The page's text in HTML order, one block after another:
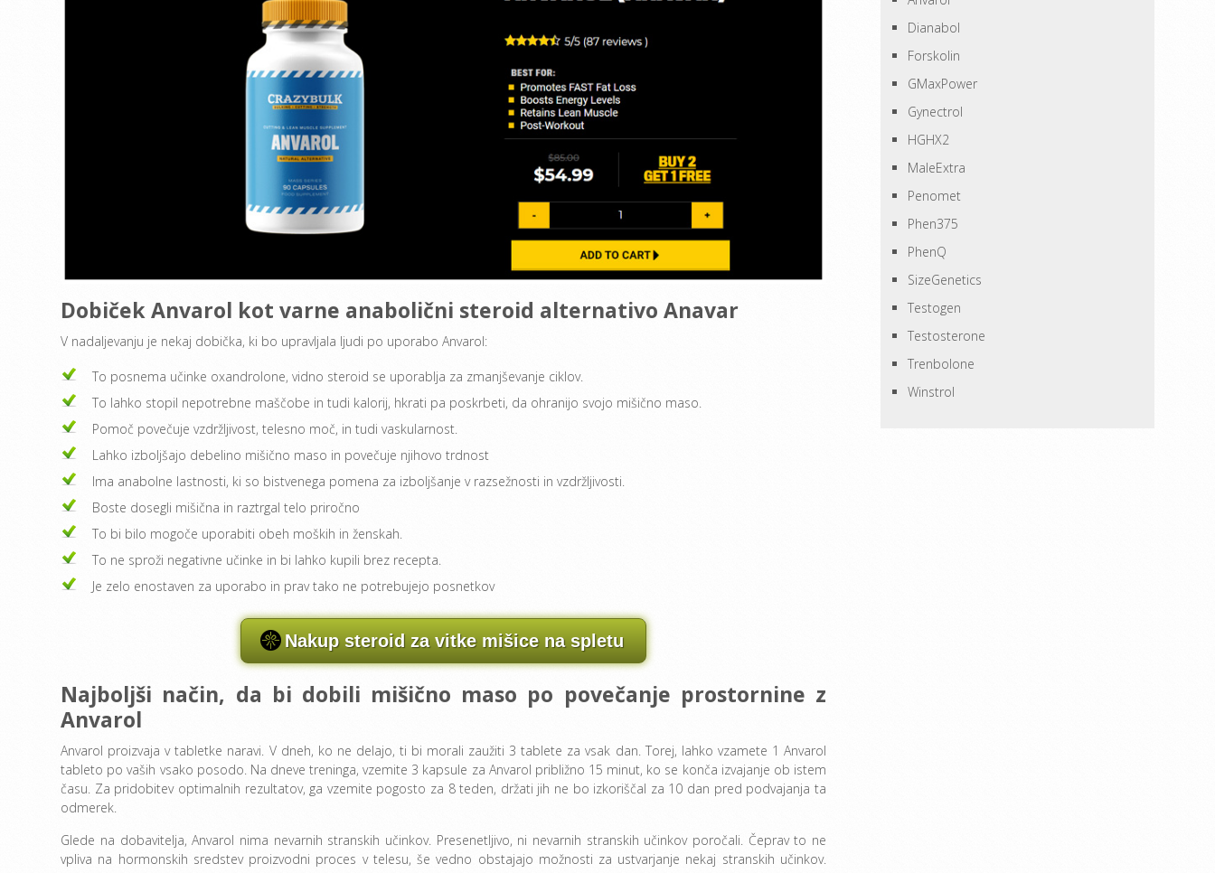
Dobiček Anvarol kot varne anabolični steroid alternativo Anavar
V nadaljevanju je nekaj dobička, ki bo upravljala ljudi po uporabo Anvarol:
To posnema učinke oxandrolone, vidno steroid se uporablja za zmanjševanje ciklov.
To lahko stopil nepotrebne maščobe in tudi kalorij, hkrati pa poskrbeti, da ohranijo svojo mišično maso.
Pomoč povečuje vzdržljivost, telesno moč, in tudi vaskularnost.
Lahko izboljšajo debelino mišično maso in povečuje njihovo trdnost
Ima anabolne lastnosti, ki so bistvenega pomena za izboljšanje v razsežnosti in vzdržljivosti.
Boste dosegli mišična in raztrgal telo priročno
To bi bilo mogoče uporabiti obeh moških in ženskah.
To ne sproži negativne učinke in bi lahko kupili brez recepta.
Je zelo enostaven za uporabo in prav tako ne potrebujejo posnetkov
Nakup steroid za vitke mišice na spletu
Najboljši način, da bi dobili mišično maso po povečanje prostornine z
Anvarol
Anvarol proizvaja v tabletke naravi. V dneh, ko ne delajo, ti bi morali zaužiti 3 tablete za vsak dan. Torej, lahko vzamete 1 Anvarol
tableto po vaših vsako posodo. Na dneve treninga, vzemite 3 kapsule za Anvarol približno 15 minut, ko se konča izvajanje ob istem
času. Za pridobitev optimalnih rezultatov, ga vzemite pogosto za 8 teden, držati jih ne bo izkoriščal za 10 dan pred podvajanja ta
odmerek.
Glede na dobavitelja, Anvarol nima nevarnih stranskih učinkov. Presenetljivo, ni nevarnih stranskih učinkov poročali. Čeprav to ne
vpliva na hormonskih sredstev proizvodni proces v telesu, še vedno obstajajo možnosti za ustvarjanje nekaj stranskih učinkov.
Dianabol
Forskolin
GMaxPower
Gynectrol
HGHX2
MaleExtra
Penomet
Phen375
PhenQ
SizeGenetics
Testogen
Testosterone
Trenbolone
Winstrol